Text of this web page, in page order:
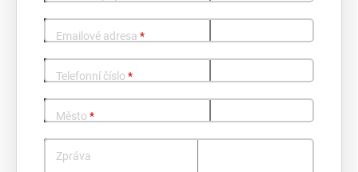
Emailové adresa *
Telefonní číslo *
Město *
Zpráva